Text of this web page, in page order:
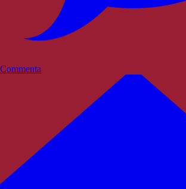
Commenta